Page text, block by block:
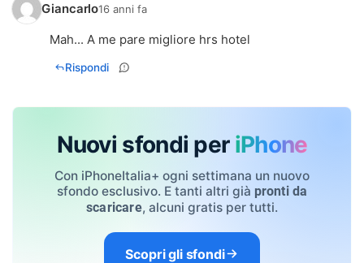
Giancarlo16 anni fa
Mah... A me pare migliore hrs hotel
Rispondi
Nuovi sfondi per iPhone
Con iPhoneItalia+ ogni settimana un nuovo
sfondo esclusivo. E tanti altri già pronti da
scaricare, alcuni gratis per tutti.
Scopri gli sfondi